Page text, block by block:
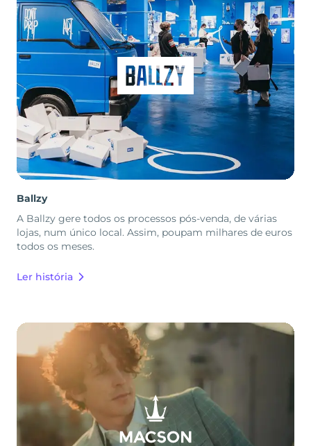
Ballzy
A Ballzy gere todos os processos pós-venda, de várias
lojas, num único local. Assim, poupam milhares de euros
todos os meses.
Ler história